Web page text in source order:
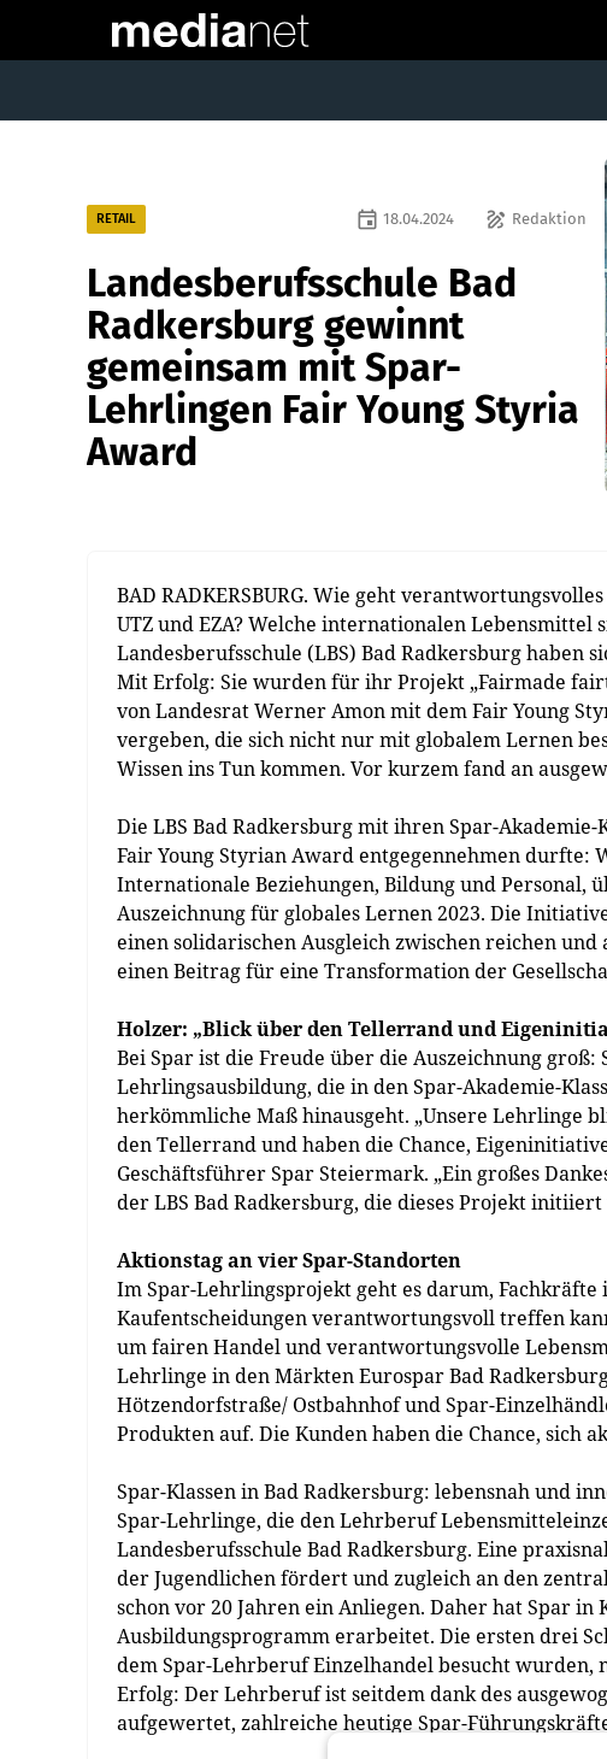
RETAIL draw Redaktion
event 18.04.2024
Landesberufsschule Bad
Radkersburg gewinnt
gemeinsam mit Spar-
Lehrlingen Fair Young Styria
Award
BAD RADKERSBURG. Wie geht
UTZ und EZA? Welche internationalen
Landesberufsschule (LBS) Bad Radkersburg haben
Mit Erfolg: Sie wurden für ihr Projekt „Fairmade
von Landesrat Werner Amon mit dem Fair Young
vergeben, die sich nicht nur mit globalem Lernen
Wissen ins Tun kommen. Vor kurzem fand an
Die LBS Bad Radkersburg mit ihren Spar-
Fair Young Styrian Award entgegennehmen durfte:
Internationale Beziehungen, Bildung und Personal,
Auszeichnung für globales Lernen 2023. Die
einen solidarischen Ausgleich zwischen reichen
einen Beitrag für eine Transformation der
Holzer: „Blick über den Tellerrand und
Bei Spar ist die Freude über die Auszeichnung
Lehrlingsausbildung, die in den Spar-Akademie-
herkömmliche Maß hinausgeht. „Unsere Lehrlinge
den Tellerrand und haben die Chance,
Geschäftsführer Spar Steiermark. „Ein großes
der LBS Bad Radkersburg, die dieses Projekt
Aktionstag an vier Spar-Standorten
Im Spar-Lehrlingsprojekt geht es darum,
Kaufentscheidungen verantwortungsvoll treffen
um fairen Handel und verantwortungsvolle
Lehrlinge in den Märkten Eurospar Bad
Hötzendorfstraße/ Ostbahnhof und Spar-
Produkten auf. Die Kunden haben die Chance, sich
Spar-Klassen in Bad Radkersburg: lebensnah und
Spar-Lehrlinge, die den Lehrberuf
Landesberufsschule Bad Radkersburg. Eine
der Jugendlichen fördert und zugleich an den
schon vor 20 Jahren ein Anliegen. Daher hat Spar
Ausbildungsprogramm erarbeitet. Die ersten drei
dem Spar-Lehrberuf Einzelhandel besucht
Erfolg: Der Lehrberuf ist seitdem dank des
aufgewertet, zahlreiche heutige Spar-